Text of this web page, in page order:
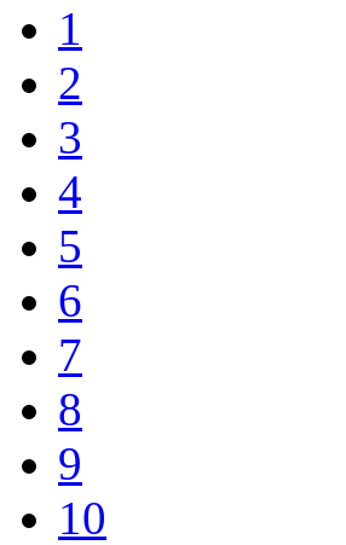
1
2
3
4
5
6
7
8
9
10